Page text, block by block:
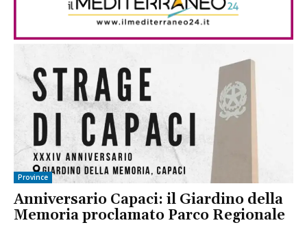
Province
Anniversario Capaci: il Giardino della
Memoria proclamato Parco Regionale